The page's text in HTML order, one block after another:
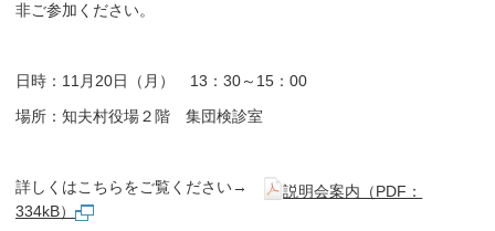
非ご参加ください。
日時：11月20日（月） 13：30～15：00
場所：知夫村役場２階 集団検診室
詳しくはこちらをご覧ください→
説明会案内（PDF：
334kB）